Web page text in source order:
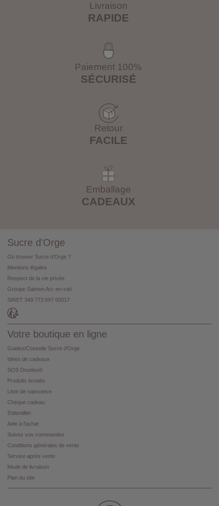
Livraison
RAPIDE
Paiement 100%
SÉCURISÉ
Retour
FACILE
Emballage
CADEAUX
Sucre d'Orge
Où trouver Sucre d'Orge ?
Mentions légales
Respect de la vie privée
Groupe Salmon Arc-en-ciel
SIRET 349 773 697 00017
Votre boutique en ligne
Guides/Conseils Sucre d'Orge
Idées de cadeaux
SOS Doudou®
Produits brodés
Liste de naissance
Chèque cadeau
S'identifier
Aide à l'achat
Suivez vos commandes
Conditions générales de vente
Service après vente
Mode de livraison
Plan du site